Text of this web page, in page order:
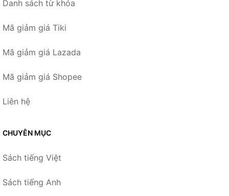
Danh sách từ khóa
Mã giảm giá Tiki
Mã giảm giá Lazada
Mã giảm giá Shopee
Liên hệ
CHUYÊN MỤC
Sách tiếng Việt
Sách tiếng Anh